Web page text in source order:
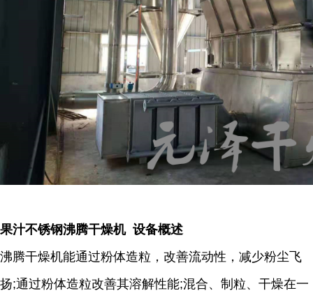
果汁不锈钢沸腾干燥机 设备概述
沸腾干燥机能通过粉体造粒，改善流动性，减少粉尘飞
扬;通过粉体造粒改善其溶解性能;混合、制粒、干燥在一